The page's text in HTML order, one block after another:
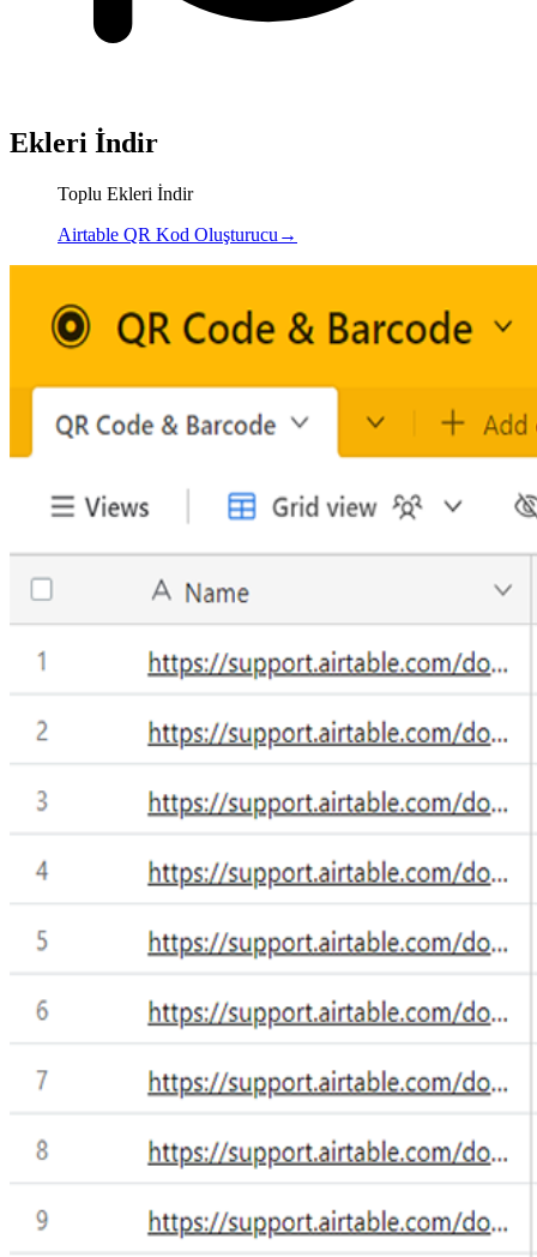
Ekleri İndir
Toplu Ekleri İndir
Airtable QR Kod Oluşturucu →